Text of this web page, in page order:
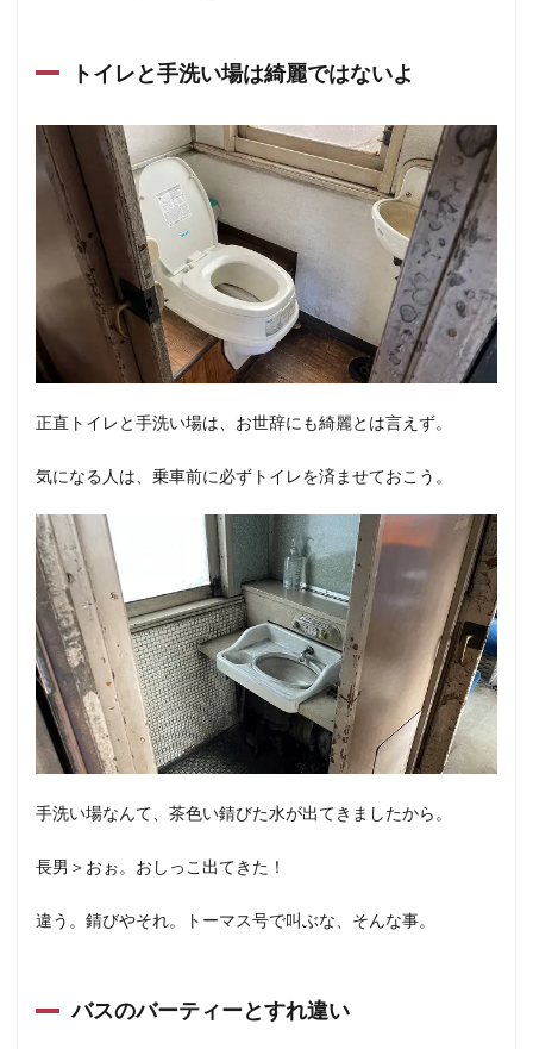
トイレと手洗い場は綺麗ではないよ
正直トイレと手洗い場は、お世辞にも綺麗とは言えず。
気になる人は、乗車前に必ずトイレを済ませておこう。
手洗い場なんて、茶色い錆びた水が出てきましたから。
長男＞おぉ。おしっこ出てきた！
違う。錆びやそれ。トーマス号で叫ぶな、そんな事。
バスのバーティーとすれ違い